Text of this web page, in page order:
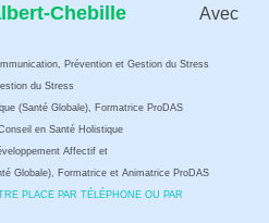
Chebille Avec
Prévention et Gestion du Stress
du Stress
Globale), Formatrice ProDAS
en Santé Holistique
Affectif et
Globale), Formatrice et Animatrice ProDAS
PLACE PAR TÉLÉPHONE OU PAR